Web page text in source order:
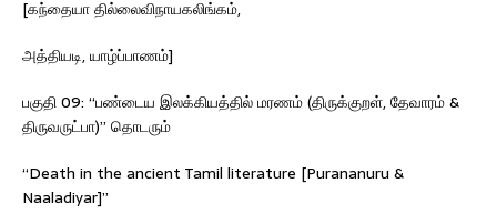
[கந்தையா தில்லைவிநாயகலிங்கம்,
அத்தியடி, யாழ்ப்பாணம்]
பகுதி 09: “பண்டைய இலக்கியத்தில் மரணம் (திருக்குறள், தேவாரம் &
திருவருட்பா)” தொடரும்
“Death in the ancient Tamil literature [Purananuru &
Naaladiyar]”